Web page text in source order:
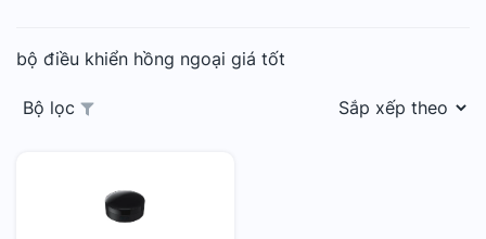
bộ điều khiển hồng ngoại giá tốt
Bộ lọc